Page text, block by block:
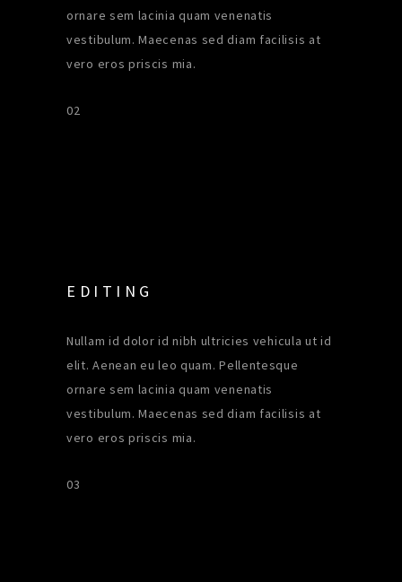
ornare sem lacinia quam venenatis
vestibulum. Maecenas sed diam facilisis at
vero eros priscis mia.
02
EDITING
Nullam id dolor id nibh ultricies vehicula ut id
elit. Aenean eu leo quam. Pellentesque
ornare sem lacinia quam venenatis
vestibulum. Maecenas sed diam facilisis at
vero eros priscis mia.
03